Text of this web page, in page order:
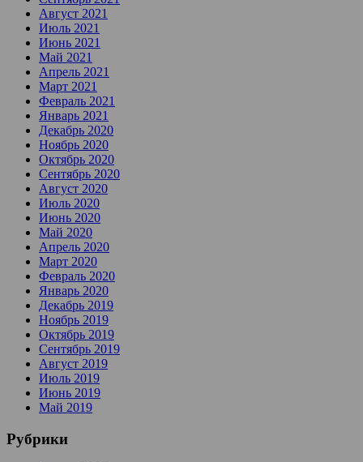
Август 2021
Июль 2021
Июнь 2021
Май 2021
Апрель 2021
Март 2021
Февраль 2021
Январь 2021
Декабрь 2020
Ноябрь 2020
Октябрь 2020
Сентябрь 2020
Август 2020
Июль 2020
Июнь 2020
Май 2020
Апрель 2020
Март 2020
Февраль 2020
Январь 2020
Декабрь 2019
Ноябрь 2019
Октябрь 2019
Сентябрь 2019
Август 2019
Июль 2019
Июнь 2019
Май 2019
Рубрики